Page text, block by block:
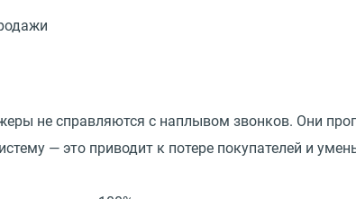
не справляются с наплывом звонков. Они
— это приводит к потере покупателей и